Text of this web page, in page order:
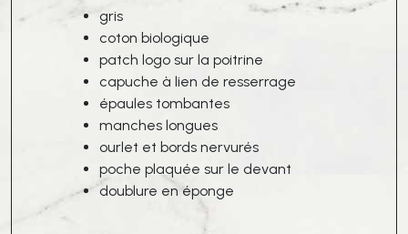
gris
coton biologique
patch logo sur la poitrine
capuche à lien de resserrage
épaules tombantes
manches longues
ourlet et bords nervurés
poche plaquée sur le devant
doublure en éponge